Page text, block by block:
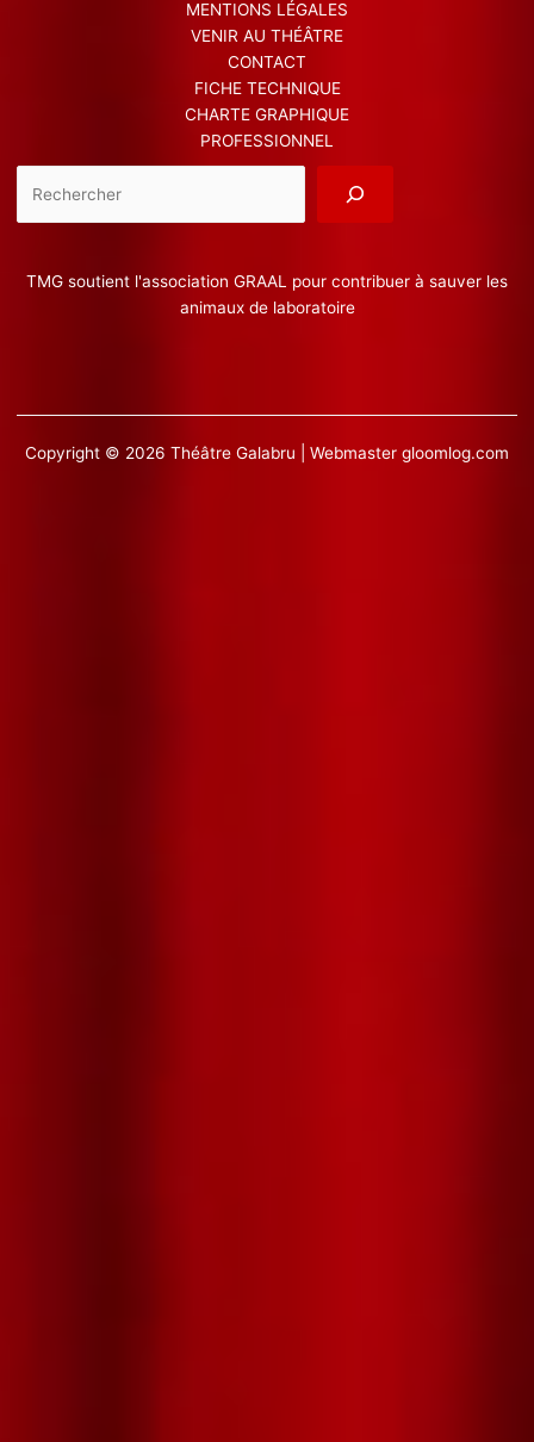
MENTIONS LÉGALES
VENIR AU THÉÂTRE
CONTACT
FICHE TECHNIQUE
CHARTE GRAPHIQUE
PROFESSIONNEL
TMG soutient l'association GRAAL pour contribuer à sauver les
animaux de laboratoire
Copyright © 2026 Théâtre Galabru | Webmaster gloomlog.com